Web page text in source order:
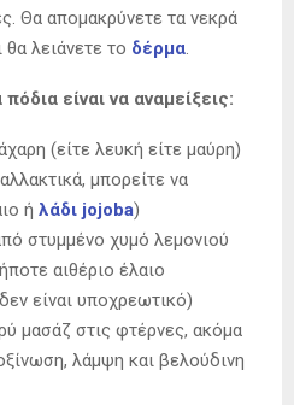
Θα απομακρύνετε τα νεκρά
λειάνετε το δέρμα.
είναι να αναμείξεις:
(είτε λευκή είτε μαύρη)
μπορείτε να
ή λάδι jojoba)
στυμμένο χυμό λεμονιού
αιθέριο έλαιο
είναι υποχρεωτικό)
μασάζ στις φτέρνες, ακόμα
λάμψη και βελούδινη